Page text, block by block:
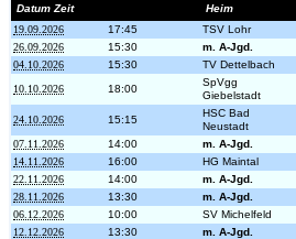
Datum Zeit Heim
19.09.2026
17:45 TSV Lohr
26.09.2026
15:30 m. A-Jgd.
04.10.2026
15:30 TV Dettelbach
10.10.2026
18:00
SpVgg
Giebelstadt
24.10.2026 15:15
HSC Bad
Neustadt
07.11.2026
14:00 m. A-Jgd.
14.11.2026
16:00 HG Maintal
22.11.2026
14:00 m. A-Jgd.
28.11.2026
13:30 m. A-Jgd.
06.12.2026
10:00 SV Michelfeld
12.12.2026
13:30 m. A-Jgd.